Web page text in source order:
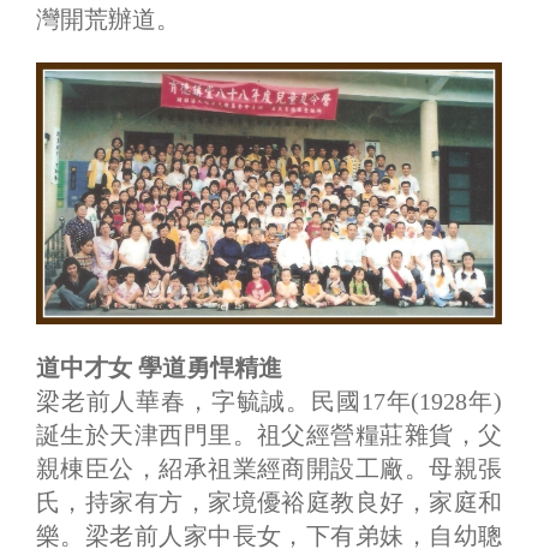
灣開荒辦道。
道中才女 學道勇悍精進
梁老前人華春，字毓誠。民國17年(1928年)
誕生於天津西門里。祖父經營糧莊雜貨，父
親棟臣公，紹承祖業經商開設工廠。母親張
氏，持家有方，家境優裕庭教良好，家庭和
樂。梁老前人家中長女，下有弟妹，自幼聰